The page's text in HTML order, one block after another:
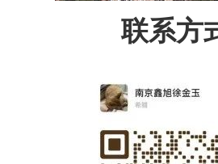
联系方